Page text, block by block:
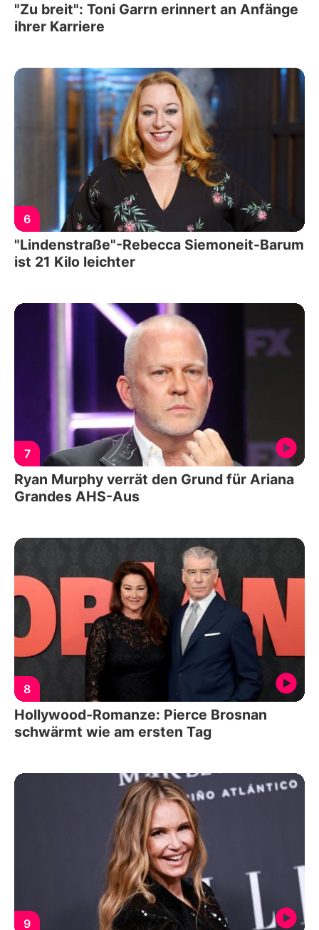
"Zu breit": Toni Garrn erinnert an Anfänge
ihrer Karriere
6
"Lindenstraße"-Rebecca Siemoneit-Barum
ist 21 Kilo leichter
7
Ryan Murphy verrät den Grund für Ariana
Grandes AHS-Aus
8
Hollywood-Romanze: Pierce Brosnan
schwärmt wie am ersten Tag
9